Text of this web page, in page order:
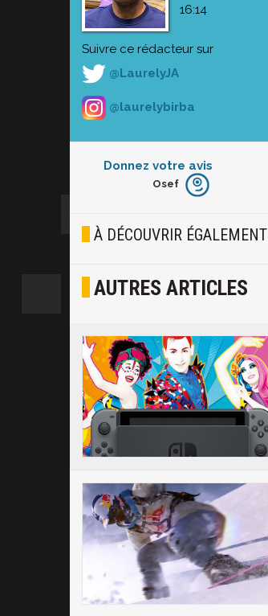
16:14
Suivre ce rédacteur sur
@LaurelyJA
@laurelybirba
Donnez votre avis
Furieux
Joyeux
Osef
À DÉCOUVRIR ÉGALEMENT
AUTRES ARTICLES